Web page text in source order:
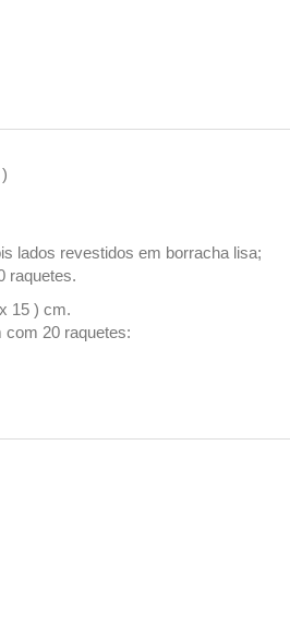
lados revestidos em borracha lisa;
raquetes.
15 ) cm.
com 20 raquetes: